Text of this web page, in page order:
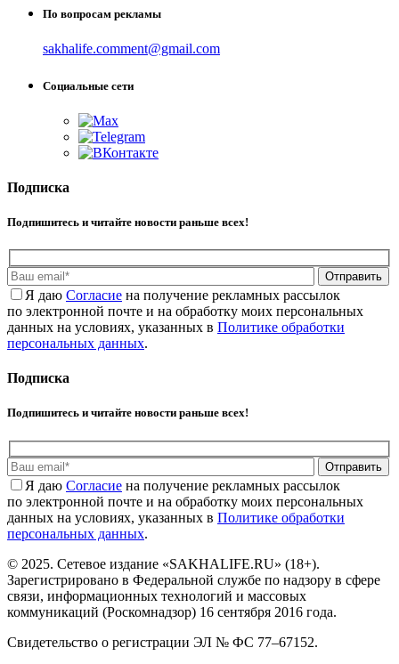
По вопросам рекламы
sakhalife.comment@gmail.com
Социальные сети
Подписка
Подпишитесь и читайте новости раньше всех!
Отправить
Я даю Cогласие на получение рекламных рассылок
по электронной почте и на обработку моих персональных
данных на условиях, указанных в Политике обработки
персональных данных.
Подписка
Подпишитесь и читайте новости раньше всех!
Отправить
Я даю Cогласие на получение рекламных рассылок
по электронной почте и на обработку моих персональных
данных на условиях, указанных в Политике обработки
персональных данных.
© 2025. Сетевое издание «SAKHALIFE.RU» (18+).
Зарегистрировано в Федеральной службе по надзору в сфере
связи, информационных технологий и массовых
коммуникаций (Роскомнадзор) 16 сентября 2016 года.
Свидетельство о регистрации ЭЛ № ФС 77–67152.